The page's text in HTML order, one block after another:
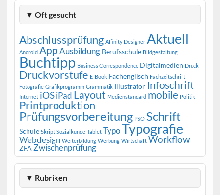
▼ Oft gesucht
Abschlussprüfung Affinity Designer Aktuell
Android AppAusbildung Berufsschule Bildgestaltung
Buchtipp Business Correspondence Digitalmedien Druck
Druckvorstufe E-Book Fachenglisch Fachzeitschrift
Fotografie Grafikprogramm Grammatik Illustrator Infoschrift
Internet iOSiPad Layout Medienstandard mobile Politik
Printproduktion
Prüfungsvorbereitung PSO Schrift
Schule Skript Sozialkunde Tablet TypoTypografie
Webdesign Weiterbildung Werbung Wirtschaft Workflow
ZFA Zwischenprüfung
▼ Rubriken